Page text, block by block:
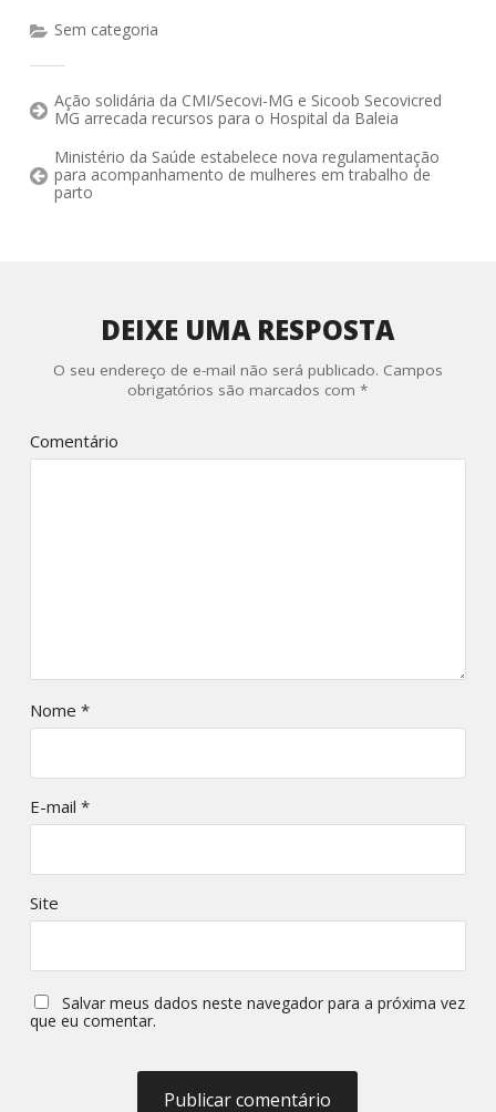
Sem categoria
Ação solidária da CMI/Secovi-MG e Sicoob Secovicred
MG arrecada recursos para o Hospital da Baleia
Ministério da Saúde estabelece nova regulamentação
para acompanhamento de mulheres em trabalho de
parto
DEIXE UMA RESPOSTA
O seu endereço de e-mail não será publicado. Campos
obrigatórios são marcados com*
Comentário
Nome *
E-mail *
Site
Salvar meus dados neste navegador para a próxima vez
que eu comentar.